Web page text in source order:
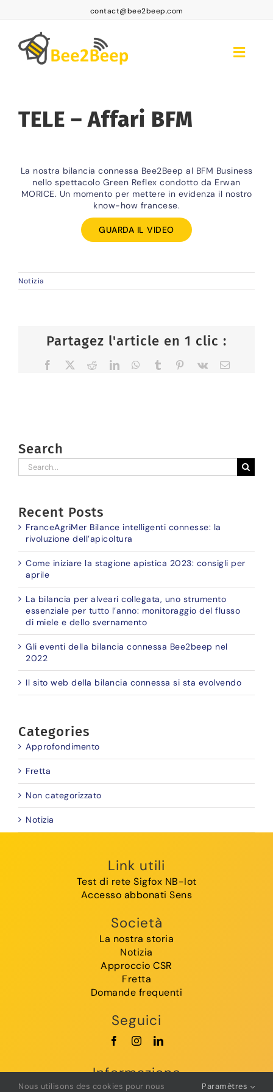
contact@bee2beep.com
Toggle
Accesso abbonati
Prodotti
FAQ BEE2BEEP
TELE – Affari BFM
La nostra bilancia connessa Bee2Beep al BFM Business
nello spettacolo Green Reflex condotto da Erwan
MORICE. Un momento per mettere in evidenza il nostro
know-how francese.
GUARDA IL VIDEO
Notizia
Partagez l'article en 1 clic :
Facebook RedditLinkedInWhatsApp
Tumblr Pinterest
Vk Email
Search
Search
for:
Recent Posts
FranceAgriMer Bilance intelligenti connesse: la
rivoluzione dell’apicoltura
Come iniziare la stagione apistica 2023: consigli per
aprile
La bilancia per alveari collegata, uno strumento
essenziale per tutto l’anno: monitoraggio del flusso
di miele e dello svernamento
Gli eventi della bilancia connessa Bee2beep nel
2022
Il sito web della bilancia connessa si sta evolvendo
Categories
Approfondimento
Fretta
Non categorizzato
Notizia
Link utili
Test di rete Sigfox NB-Iot
Accesso abbonati Sens
Società
La nostra storia
Notizia
Approccio CSR
Fretta
Domande frequenti
Seguici
Informazione
CGC
Nous utilisons des cookies pour nous Paramètres